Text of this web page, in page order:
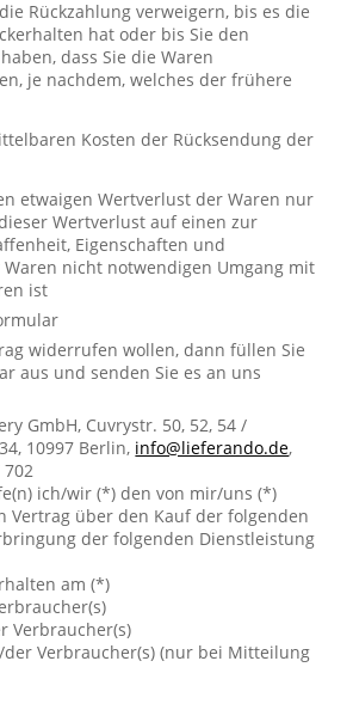
Rückzahlung verweigern, bis es die
hat oder bis Sie den
dass Sie die Waren
je nachdem, welches der frühere
Kosten der Rücksendung der
etwaigen Wertverlust der Waren nur
Wertverlust auf einen zur
Eigenschaften und
Waren nicht notwendigen Umgang mit
ist
widerrufen wollen, dann füllen Sie
aus und senden Sie es an uns
GmbH, Cuvrystr. 50, 52, 54 /
10997 Berlin, info@lieferando.de,
702
ich/wir (*) den von mir/uns (*)
Vertrag über den Kauf der folgenden
der folgenden Dienstleistung
am (*)
Verbraucher(s)
Verbraucher(s) (nur bei Mitteilung